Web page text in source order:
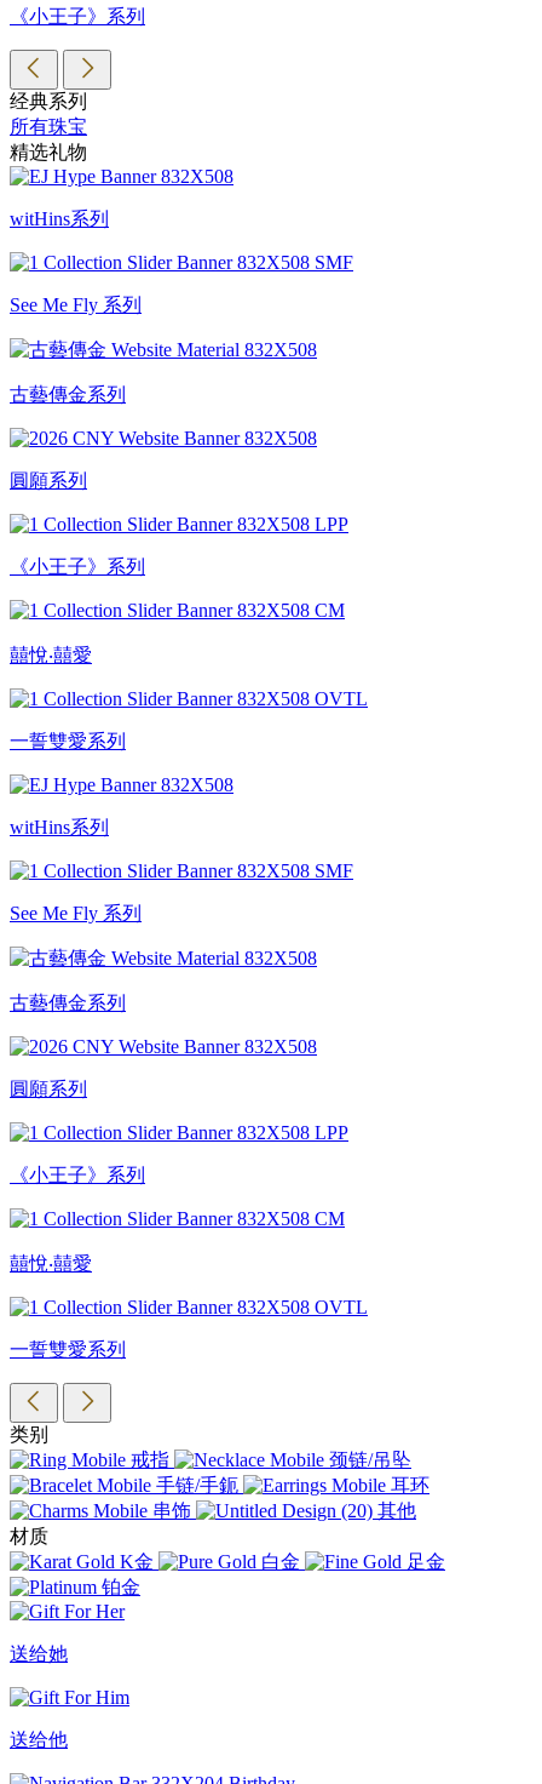
《小王子》系列
经典系列
所有珠宝
精选礼物
witHins系列
See Me Fly 系列
古藝傳金系列
圓願系列
《小王子》系列
囍悅‧囍愛
一誓雙愛系列
witHins系列
See Me Fly 系列
古藝傳金系列
圓願系列
《小王子》系列
囍悅‧囍愛
一誓雙愛系列
类别
戒指
颈链/吊坠
手链/手鈪
耳环
串饰
其他
材质
K金
白金
足金
铂金
送给她
送给他